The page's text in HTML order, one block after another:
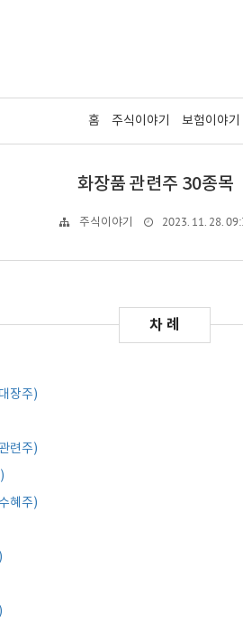
홈 주식이야기 보험이야기
화장품 관련주 30종목
주식이야기 2023. 11. 28.
장주)
련주)
혜주)